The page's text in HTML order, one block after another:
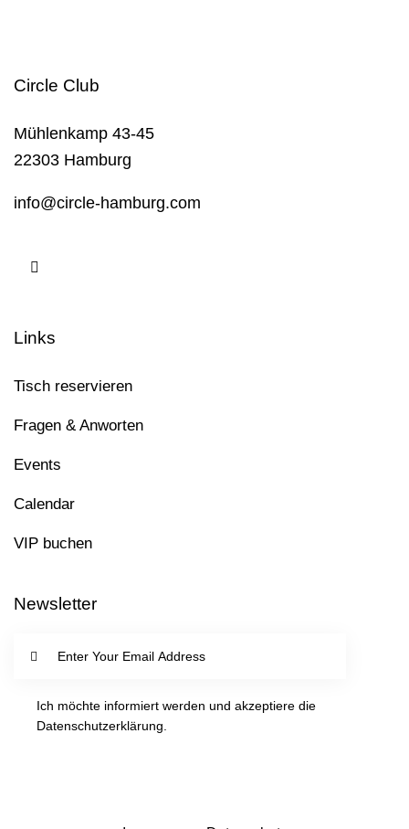
Circle Club
Mühlenkamp 43-45
22303 Hamburg
info@circle-hamburg.com
Links
Tisch reservieren
Fragen & Anworten
Events
Calendar
VIP buchen
Newsletter
Ich möchte informiert werden und akzeptiere die
Datenschutzerklärung